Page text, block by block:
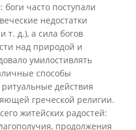
часто поступали
недостатки
т. д.), а сила богов
над природой и
умилостивлять
способы
действия
греческой религии.
житейских радостей:
продолжения